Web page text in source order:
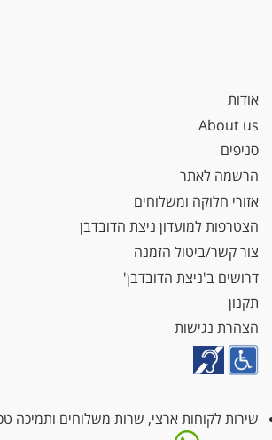
אודות
About us
סניפים
הרשמה לאתר
אזורי חלוקה ומשלוחים
הצטרפות למועדון ניצת הדובדבן
צור קשר/ביטול הזמנה
דרושים ב'ניצת הדובדבן'
תקנון
הצהרת נגישות
שירות לקוחות ארצי, שרות משלוחים ותמיכה